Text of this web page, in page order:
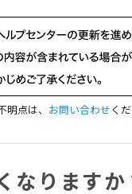
点は、 お問い合わせく
なりますか